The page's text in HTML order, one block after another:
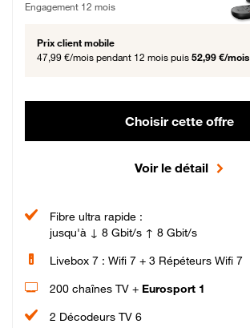
Engagement 12 mois
Prix client mobile
47,99 €/mois pendant 12 mois puis 52,99 €/mois
Choisir cette offre
Voir le détail
Fibre ultra rapide :
jusqu'à ↓ 8 Gbit/s ↑ 8 Gbit/s
Livebox 7 : Wifi 7 + 3 Répéteurs Wifi 7
200 chaînes TV + Eurosport 1
2 Décodeurs TV 6